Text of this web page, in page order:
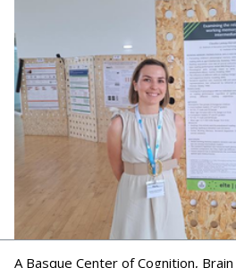
A Basque Center of Cognition,